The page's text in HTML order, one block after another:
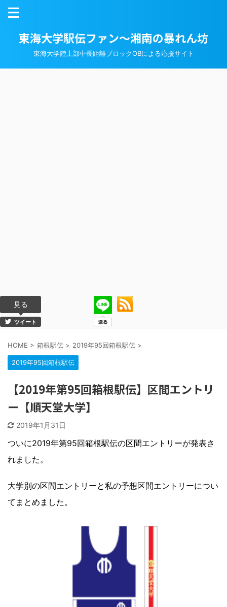
東海大学駅伝ファン～湘南の暴れん坊
東海大学陸上部中長距離ブロックOBによる応援サイト
見る
ツイート
HOME > 箱根駅伝 > 2019年95回箱根駅伝 >
2019年95回箱根駅伝
【2019年第95回箱根駅伝】区間エントリ
ー【順天堂大学】
2019年1月31日
ついに2019年第95回箱根駅伝の区間エントリーが発表さ
れました。
大学別の区間エントリーと私の予想区間エントリーについ
てまとめました。